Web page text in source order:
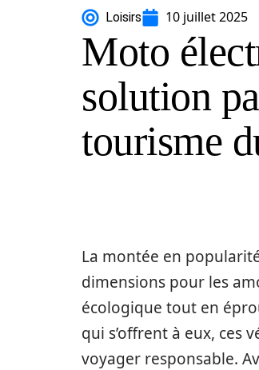
Loisirs 10 juillet 2025
Moto
solution
tourisme
La montée en
dimensions pour les
écologique tout en
qui s’offrent à eux, ces
voyager responsable.